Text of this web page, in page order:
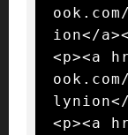
ion</
<p><a
lynion</
<p><a